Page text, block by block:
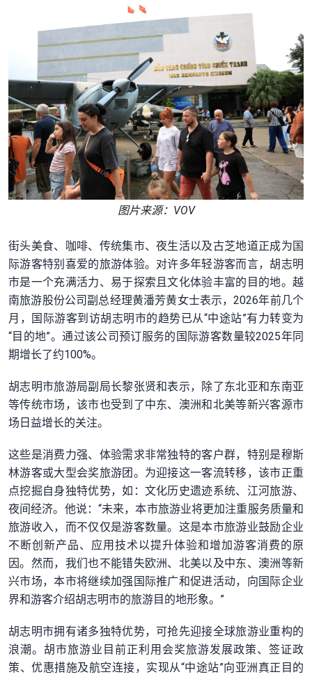
图片来源：VOV
街头美食、咖啡、传统集市、夜生活以及古芝地道正成为国
际游客特别喜爱的旅游体验。对许多年轻游客而言，胡志明
市是一个充满活力、易于探索且文化体验丰富的目的地。越
南旅游股份公司副总经理黄潘芳黄女士表示，2026年前几个
月，国际游客到访胡志明市的趋势已从“中途站”有力转变为
“目的地”。通过该公司预订服务的国际游客数量较2025年同
期增长了约100%。
胡志明市旅游局副局长黎张贤和表示，除了东北亚和东南亚
等传统市场，该市也受到了中东、澳洲和北美等新兴客源市
场日益增长的关注。
这些是消费力强、体验需求非常独特的客户群，特别是穆斯
林游客或大型会奖旅游团。为迎接这一客流转移，该市正重
点挖掘自身独特优势，如：文化历史遗迹系统、江河旅游、
夜间经济。他说：“未来，本市旅游业将更加注重服务质量和
旅游收入，而不仅仅是游客数量。这是本市旅游业鼓励企业
不断创新产品、应用技术以提升体验和增加游客消费的原
因。然而，我们也不能错失欧洲、北美以及中东、澳洲等新
兴市场，本市将继续加强国际推广和促进活动，向国际企业
界和游客介绍胡志明市的旅游目的地形象。”
胡志明市拥有诸多独特优势，可抢先迎接全球旅游业重构的
浪潮。胡市旅游业目前正利用会奖旅游发展政策、签证政
策、优惠措施及航空连接，实现从“中途站”向亚洲真正目的